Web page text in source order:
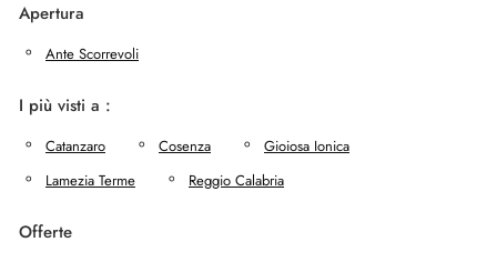
Apertura
Ante Scorrevoli
I più visti a :
Catanzaro Cosenza
Gioiosa Ionica
Lamezia Terme
Reggio Calabria
Offerte